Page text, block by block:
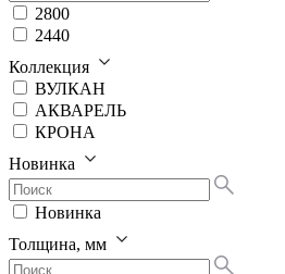
2800
2440
Коллекция
ВУЛКАН
АКВАРЕЛЬ
КРОНА
Новинка
Новинка
Толщина, мм